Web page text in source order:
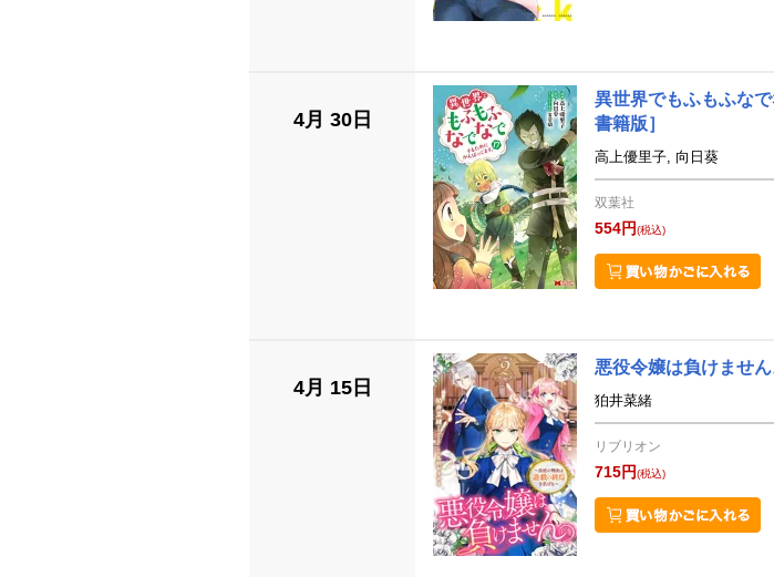
4月 30日
異世界でもふもふな
書籍版］
高上優里子, 向日葵
双葉社
554円(税込)
4月 15日
悪役令嬢は負けませ
狛井菜緒
リブリオン
715円(税込)